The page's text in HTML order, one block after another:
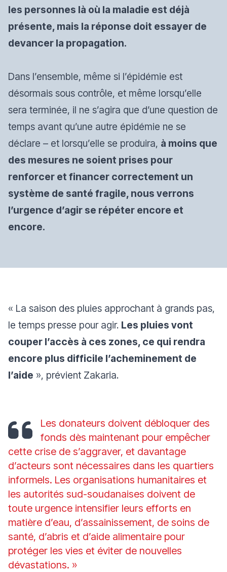
les personnes là où la maladie est déjà
présente, mais la réponse doit essayer de
devancer la propagation.
Dans l’ensemble, même si l’épidémie est
désormais sous contrôle, et même lorsqu’elle
sera terminée, il ne s’agira que d’une question de
temps avant qu’une autre épidémie ne se
déclare – et lorsqu’elle se produira, à moins que
des mesures ne soient prises pour
renforcer et financer correctement un
système de santé fragile, nous verrons
l’urgence d’agir se répéter encore et
encore.
« La saison des pluies approchant à grands pas,
le temps presse pour agir. Les pluies vont
couper l’accès à ces zones, ce qui rendra
encore plus difficile l’acheminement de
l’aide », prévient Zakaria.
Les donateurs doivent débloquer des
fonds dès maintenant pour empêcher
cette crise de s’aggraver, et davantage
d’acteurs sont nécessaires dans les quartiers
informels. Les organisations humanitaires et
les autorités sud-soudanaises doivent de
toute urgence intensifier leurs efforts en
matière d’eau, d’assainissement, de soins de
santé, d’abris et d’aide alimentaire pour
protéger les vies et éviter de nouvelles
dévastations. »